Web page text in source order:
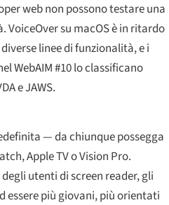
web non possono testare una
VoiceOver su macOS è in ritardo
linee di funzionalità, e i
WebAIM #10 lo classificano
e JAWS.
— da chiunque possegga
Apple TV o Vision Pro.
utenti di screen reader, gli
essere più giovani, più orientati